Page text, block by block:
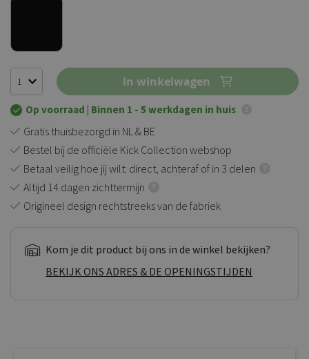
In winkelwagen
Op voorraad | Binnen 1 - 5 werkdagen in huis
Gratis thuisbezorgd in NL & BE
Bestel bij de officiële Kick Collection webshop
Betaal veilig hoe jij wilt: direct, achteraf of in 3 delen
Altijd 14 dagen zichttermijn
Origineel design rechtstreeks van de fabriek
Kom je dit product bij ons in de winkel bekijken?
BEKIJK ONS ADRES & DE OPENINGSTIJDEN